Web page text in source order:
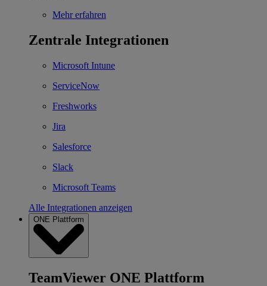
Mehr erfahren
Zentrale Integrationen
Microsoft Intune
ServiceNow
Freshworks
Jira
Salesforce
Slack
Microsoft Teams
Alle Integrationen anzeigen
ONE Plattform
TeamViewer ONE Plattform